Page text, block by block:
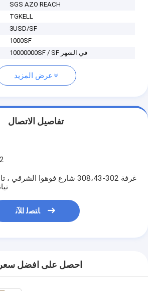
SGS AZO REACH
TGKELL
3USD/SF
1000SF
10000000SF / SF في الشهر
عرض المزيد
تفاصيل الاتصال
غرفة 302-308،43 شارع فوهوا
ﺎﺘﺼﻟ ﺍﻶﻧ
احصل على افضل